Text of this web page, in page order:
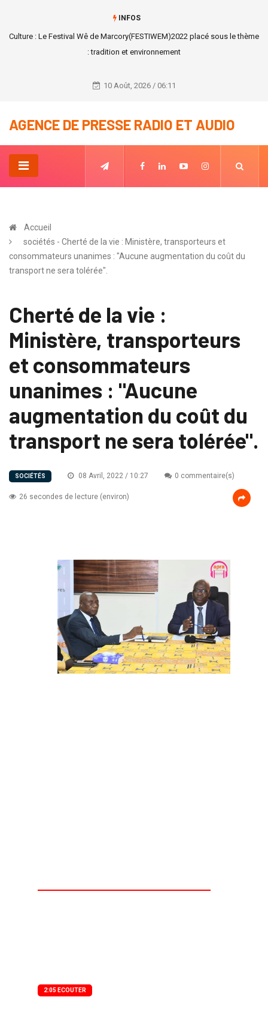
INFOS
Variole du singe : Les virologues de la CEDEAO se réunissent pour se
prémunir de la variole du singe.
10 Août, 2026 / 06:11
AGENCE DE PRESSE RADIO ET AUDIO
Accueil
sociétés - Cherté de la vie : Ministère, transporteurs et
consommateurs unanimes : "Aucune augmentation du coût du
transport ne sera tolérée".
Cherté de la vie :
Ministère, transporteurs
et consommateurs
unanimes : "Aucune
augmentation du coût du
transport ne sera tolérée".
SOCIÉTÉS 08 Avril, 2022 / 10:27 0 commentaire(s)
26 secondes de lecture (environ)
2:05 ECOUTER